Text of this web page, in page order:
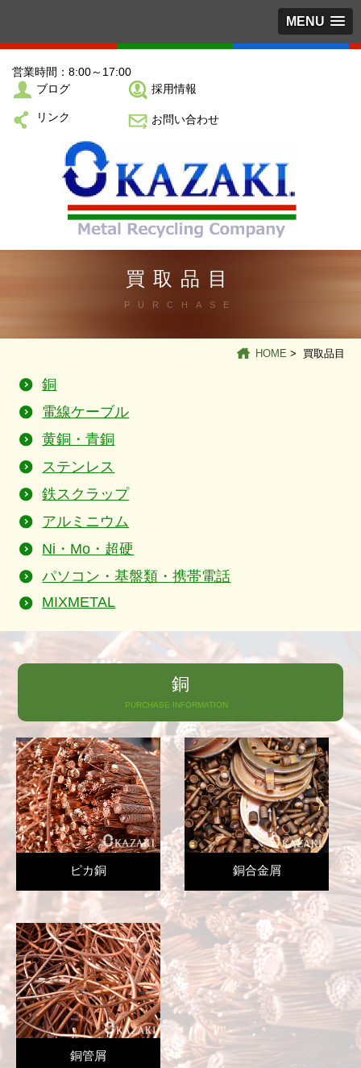
MENU
営業時間：8:00～17:00
ブログ
採用情報
リンク お問い合わせ
買取品目
PURCHASE
HOME > 買取品目
銅
電線ケーブル
黄銅・青銅
ステンレス
鉄スクラップ
アルミニウム
Ni・Mo・超硬
パソコン・基盤類・携帯電話
MIXMETAL
銅
PURCHASE INFORMATION
ピカ銅 銅合金屑
銅管屑